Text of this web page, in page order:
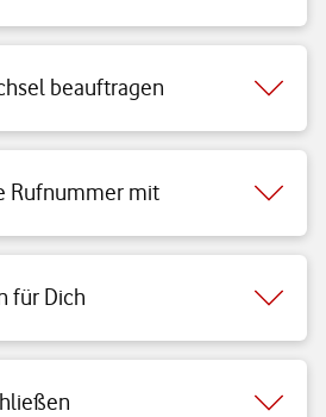
beauftragen
Rufnummer mit
für Dich